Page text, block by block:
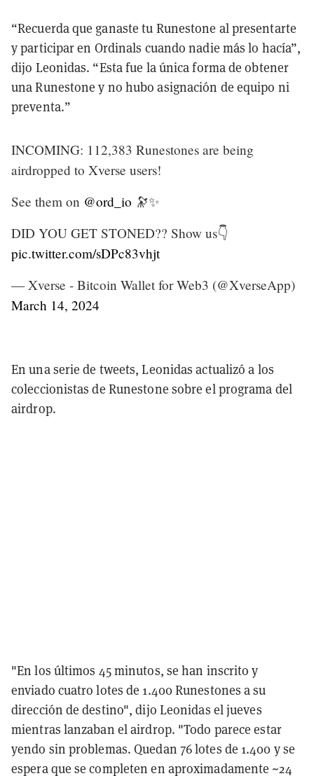
“Recuerda que ganaste tu Runestone al presentarte
y participar en Ordinals cuando nadie más lo hacía”,
dijo Leonidas. “Esta fue la única forma de obtener
una Runestone y no hubo asignación de equipo ni
preventa.”
INCOMING: 112,383 Runestones are being
airdropped to Xverse users!
See them on @ord_io 🔭✨
DID YOU GET STONED?? Show us👇
pic.twitter.com/sDPc83vhjt
— Xverse - Bitcoin Wallet for Web3 (@XverseApp)
March 14, 2024
En una serie de tweets, Leonidas actualizó a los
coleccionistas de Runestone sobre el programa del
airdrop.
"En los últimos 45 minutos, se han inscrito y
enviado cuatro lotes de 1.400 Runestones a su
dirección de destino", dijo Leonidas el jueves
mientras lanzaban el airdrop. "Todo parece estar
yendo sin problemas. Quedan 76 lotes de 1.400 y se
espera que se completen en aproximadamente ~24